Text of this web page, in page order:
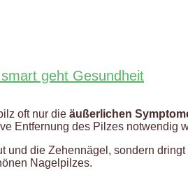
geht Gesundheit
oft nur die äußerlichen
Entfernung des Pilzes notwendig
und die Zehennägel, sondern
Nagelpilzes.